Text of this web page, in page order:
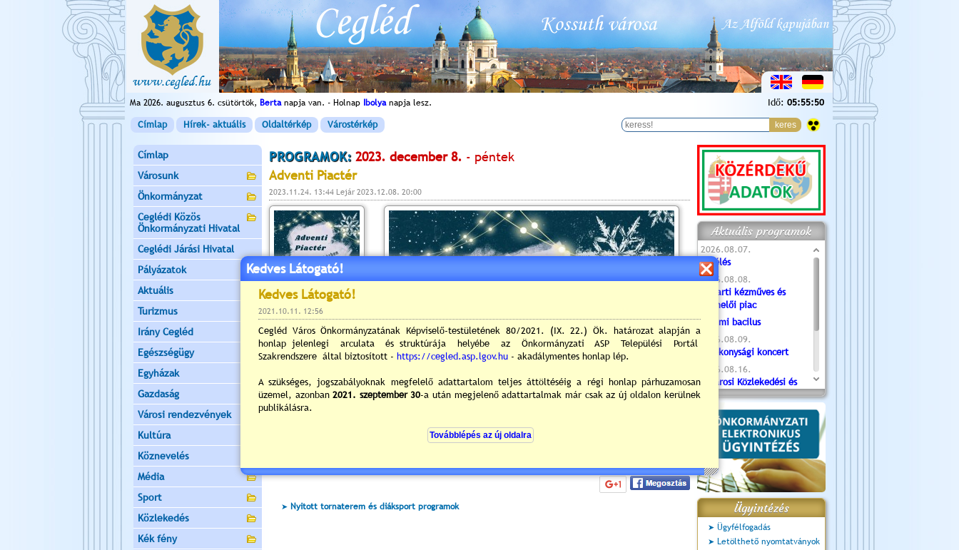
Ma 2026. augusztus 6. csütörtök, Bertanapja van. - Holnap Ibolyanapja lesz. Idő: 05:55:51
Címlap Hírek- aktuális Oldaltérkép Várostérkép
Címlap
Városunk
Önkormányzat
Ceglédi Közös
Önkormányzati Hivatal
Ceglédi Járási Hivatal
Pályázatok
Aktuális
Turizmus
Irány Cegléd
Egészségügy
Egyházak
Gazdaság
Városi rendezvények
Kultúra
Köznevelés
Média
Sport
Közlekedés
Kék fény
PROGRAMOK: 2023. december 8. - péntek
Adventi Piactér
2023.11.24. 13:44 Lejár 2023.12.08. 20:00
Értékelés: 5/2 Még nincsenek hozzászólások|Hozzászólok
Nyitott tornaterem és diáksport programok
Aktuális programok
2026.08.07.
Túlélés
2026.08.08.
Tóparti kézműves és
termelői piac
Valami bacilus
2026.08.09.
Jótékonysági koncert
2026.08.16.
Újvárosi Közlekedési és
Sportnap
2026.08.19.
Ceglédi fotóklub kiállítás
2026.08.20.
Szent István Ünnepe
Ügyintézés
Ügyfélfogadás
Letölthető nyomtatványok
Kedves Látogató!